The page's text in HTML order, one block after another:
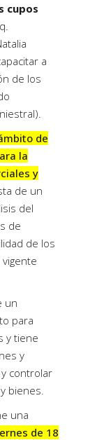
cupos
a
de los
de
la
y
de un
del
de
de los
un
para
y tiene
y
controlar
bienes.
una
de 18